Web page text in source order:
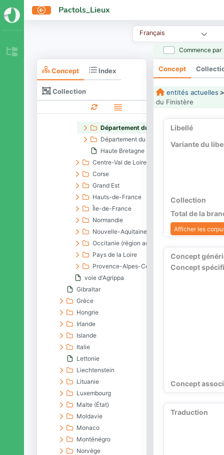
Pactols_Lieux
Français
Commence par
Concept Index
Collection
France du Centre
Auvergne-Rhône-Alpes
Bourgogne-Franche-Comté
Bretagne (région)
Département d'Ille-et-Vilaine
Département des Côtes-d’Armor
Département du Finistère
Département du Morbihan
Haute Bretagne
Centre-Val de Loire
Corse
Grand Est
Hauts-de-France
Île-de-France
Normandie
Nouvelle-Aquitaine
Occitanie (région administrative)
Pays de la Loire
Provence-Alpes-Côte d'Azur
voie d'Agrippa
Gibraltar
Grèce
Hongrie
Irlande
Islande
Italie
Lettonie
Liechtenstein
Lituanie
Luxembourg
Malte (État)
Moldavie
Monaco
Monténégro
Norvège
Concept
entités actuelles
du Finistère
Libellé
Variante du
Collection
Total de la
Afficher les
Concept
Concept
Concept
Traduction